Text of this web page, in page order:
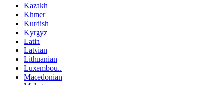
Kazakh
Khmer
Kurdish
Kyrgyz
Latin
Latvian
Lithuanian
Luxembou..
Macedonian